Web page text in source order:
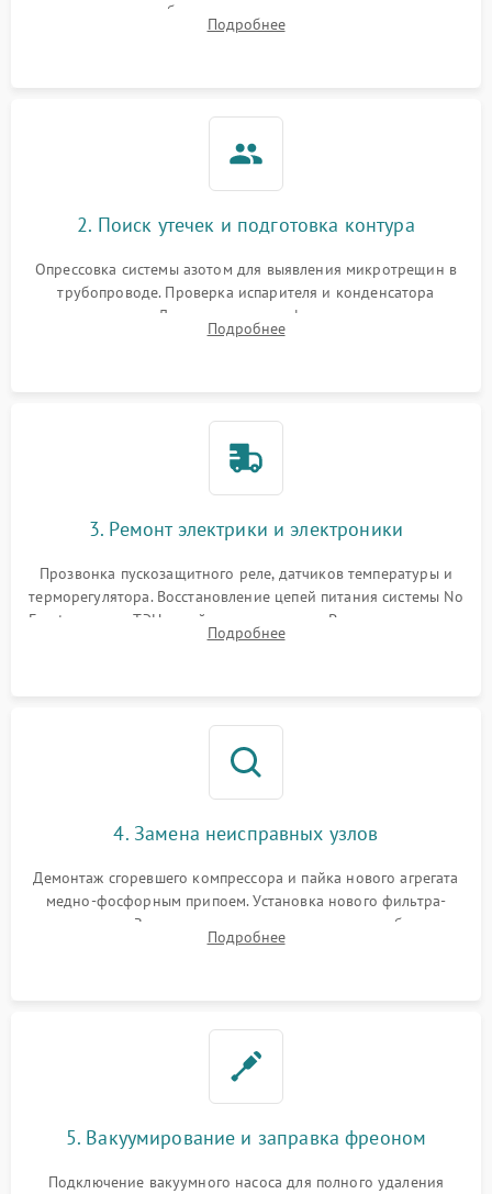
сопротивления обмоток мотора, проверка термостата и
считывание кодов ошибок с электронного дисплея.
Подробнее
2. Поиск утечек и подготовка контура
Опрессовка системы азотом для выявления микротрещин в
трубопроводе. Проверка испарителя и конденсатора
течеискателем. Демонтаж старого фильтра-осушителя и
продувка капиллярной трубки для устранения засоров.
Подробнее
3. Ремонт электрики и электроники
Прозвонка пускозащитного реле, датчиков температуры и
терморегулятора. Восстановление цепей питания системы No
Frost, включая ТЭН оттайки и вентилятор. Ремонт или замена
платы управления при сбоях алгоритмов.
Подробнее
4. Замена неисправных узлов
Демонтаж сгоревшего компрессора и пайка нового агрегата
медно-фосфорным припоем. Установка нового фильтра-
осушителя. Замена изношенных вентиляторов обдува,
сломанных заслонок или поврежденных дверных петель.
Подробнее
5. Вакуумирование и заправка фреоном
Подключение вакуумного насоса для полного удаления